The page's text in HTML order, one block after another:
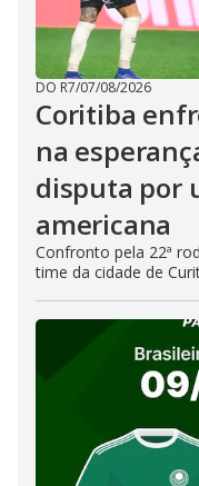
DO R7/07/08/2026
Coritiba
na
disputa por
americana
Confronto pela 22ª
time da cidade de